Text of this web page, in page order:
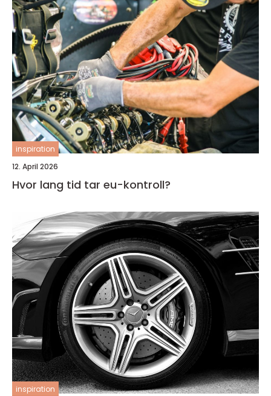
inspiration
12. April 2026
Hvor lang tid tar eu-kontroll?
inspiration